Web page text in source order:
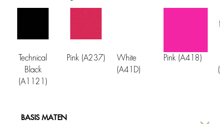
Technical
Black
(A1121)
Pink (A237)
White
(A41D)
Pink (A418)
BASIS MATEN